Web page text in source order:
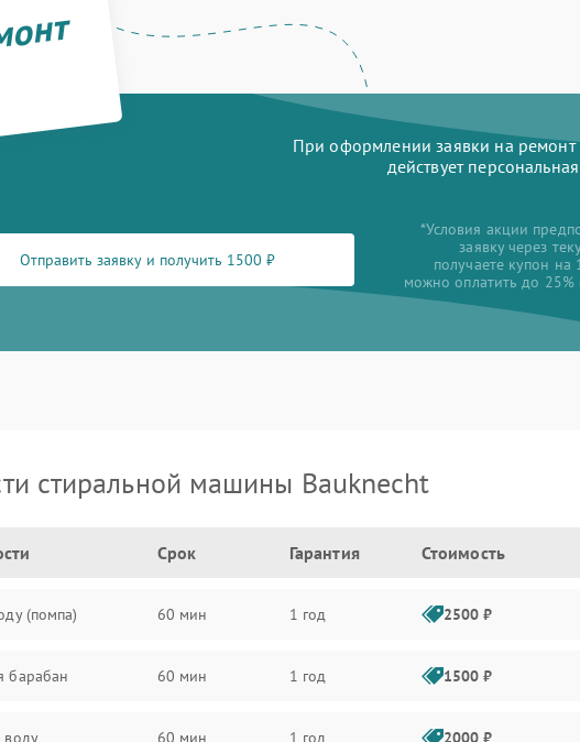
При оформлении заявки на ремонт
действует
Отправить заявку и получить 1500 ₽
*Условия акции
заявку через
получаете купон
можно оплатить до 25%
стиральной машины Bauknecht
Срок Гарантия Стоимость
(помпа) 60 мин 1 год 2500 ₽
барабан 60 мин 1 год 1500 ₽
воду 60 мин 1 год 2000 ₽